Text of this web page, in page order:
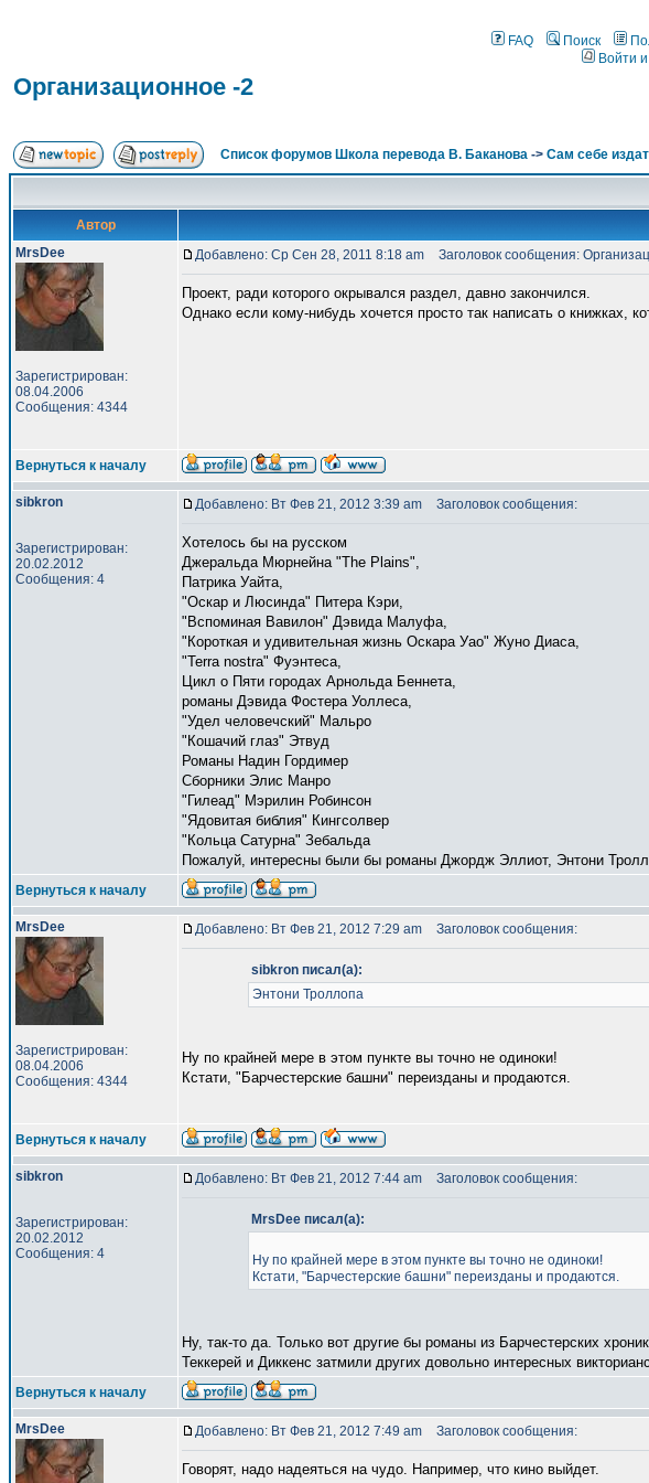
FAQ Поиск
Войти
Организационное -2
Список форумов Школа перевода В. Баканова -> Сам себе
Автор
MrsDee
Зарегистрирован:
08.04.2006
Сообщения: 4344
Добавлено: Ср Сен 28, 2011 8:18 am Заголовок сообщения:
Проект, ради которого окрывался раздел, давно закончился.
Однако если кому-нибудь хочется просто так написать о книжках,
Вернуться к началу
sibkron
Зарегистрирован:
20.02.2012
Сообщения: 4
Добавлено: Вт Фев 21, 2012 3:39 am Заголовок сообщения:
Хотелось бы на русском
Джеральда Мюрнейна "The Plains",
Патрика Уайта,
"Оскар и Люсинда" Питера Кэри,
"Вспоминая Вавилон" Дэвида Малуфа,
"Короткая и удивительная жизнь Оскара Уао" Жуно Диаса,
"Terra nostra" Фуэнтеса,
Цикл о Пяти городах Арнольда Беннета,
романы Дэвида Фостера Уоллеса,
"Удел человечский" Мальро
"Кошачий глаз" Этвуд
Романы Надин Гордимер
Сборники Элис Манро
"Гилеад" Мэрилин Робинсон
"Ядовитая библия" Кингсолвер
"Кольца Сатурна" Зебальда
Пожалуй, интересны были бы романы Джордж Эллиот, Энтони
Вернуться к началу
MrsDee
Зарегистрирован:
08.04.2006
Сообщения: 4344
Добавлено: Вт Фев 21, 2012 7:29 am Заголовок сообщения:
sibkron писал(а):
Энтони Троллопа
Ну по крайней мере в этом пункте вы точно не одиноки!
Кстати, "Барчестерские башни" переизданы и продаются.
Вернуться к началу
sibkron
Зарегистрирован:
20.02.2012
Сообщения: 4
Добавлено: Вт Фев 21, 2012 7:44 am Заголовок сообщения:
MrsDee писал(а):
Ну по крайней мере в этом пункте вы точно не одиноки!
Кстати, "Барчестерские башни" переизданы и продаются.
Ну, так-то да. Только вот другие бы романы из Барчестерских хроник
Теккерей и Диккенс затмили других довольно интересных
Вернуться к началу
MrsDee Добавлено: Вт Фев 21, 2012 7:49 am Заголовок сообщения:
Говорят, надо надеяться на чудо. Например, что кино выйдет.